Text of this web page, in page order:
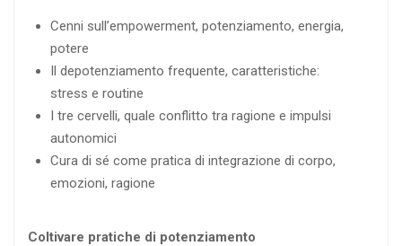
Cenni sull’empowerment, potenziamento, energia,
potere
Il depotenziamento frequente, caratteristiche:
stress e routine
I tre cervelli, quale conflitto tra ragione e impulsi
autonomici
Cura di sé come pratica di integrazione di corpo,
emozioni, ragione
Coltivare pratiche di potenziamento